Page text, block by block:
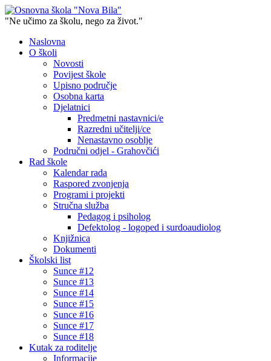
"Ne učimo za školu, nego za život."
Naslovna
O školi
Novosti
Povijest škole
Upisno područje
Osobna karta
Djelatnici
Predmetni nastavnici/e
Razredni učitelji/ce
Nenastavno osoblje
Područni odjel - Grahovčići
Rad škole
Kalendar rada
Raspored zvonjenja
Programi i projekti
Stručna služba
Pedagog i psiholog
Defektolog - logoped i surdoaudiolog
Knjižnica
Dokumenti
Školski list
Sunce #12
Sunce #13
Sunce #14
Sunce #15
Sunce #16
Sunce #17
Sunce #18
Kutak za roditelje
Informacije